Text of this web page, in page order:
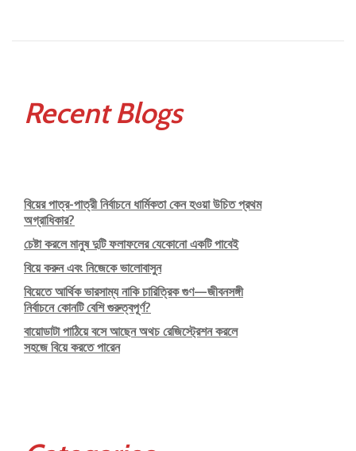
Recent Blogs
বিয়ের পাত্র-পাত্রী নির্বাচনে ধার্মিকতা কেন হওয়া উচিত প্রথম
অগ্রাধিকার?
চেষ্টা করলে মানুষ দুটি ফলাফলের যেকোনো একটি পাবেই
বিয়ে করুন এবং নিজেকে ভালোবাসুন
বিয়েতে আর্থিক ভারসাম্য নাকি চারিত্রিক গুণ—জীবনসঙ্গী
নির্বাচনে কোনটি বেশি গুরুত্বপূর্ণ?
বায়োডাটা পাঠিয়ে বসে আছেন অথচ রেজিস্ট্রেশন করলে
সহজে বিয়ে করতে পারেন